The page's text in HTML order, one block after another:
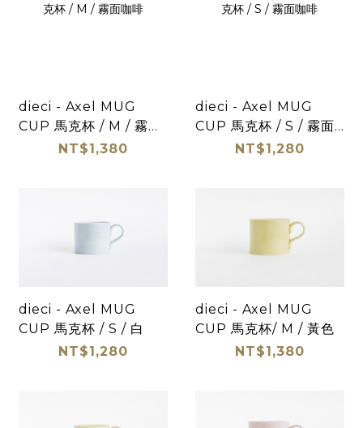
dieci - Axel MUG
CUP 馬克杯 / M / 霧面
NT$1,380
dieci - Axel MUG
CUP 馬克杯 / S / 霧面
NT$1,280
dieci - Axel MUG
CUP 馬克杯 / S / 白
NT$1,280
dieci - Axel MUG
CUP 馬克杯/ M / 黃色
NT$1,380